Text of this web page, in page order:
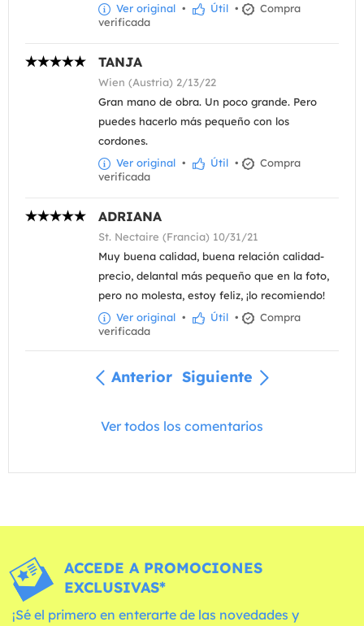
Ver original • Útil •
Compra
verificada
TANJA
Wien (Austria) 2/13/22
Gran mano de obra. Un poco grande. Pero
puedes hacerlo más pequeño con los
cordones.
Ver original • Útil •
Compra
verificada
ADRIANA
St. Nectaire (Francia) 10/31/21
Muy buena calidad, buena relación calidad-
precio, delantal más pequeño que en la foto,
pero no molesta, estoy feliz, ¡lo recomiendo!
Ver original • Útil •
Compra
verificada
Anterior Siguiente
Ver todos los comentarios
ACCEDE A PROMOCIONES
EXCLUSIVAS*
¡Sé el primero en enterarte de las novedades y